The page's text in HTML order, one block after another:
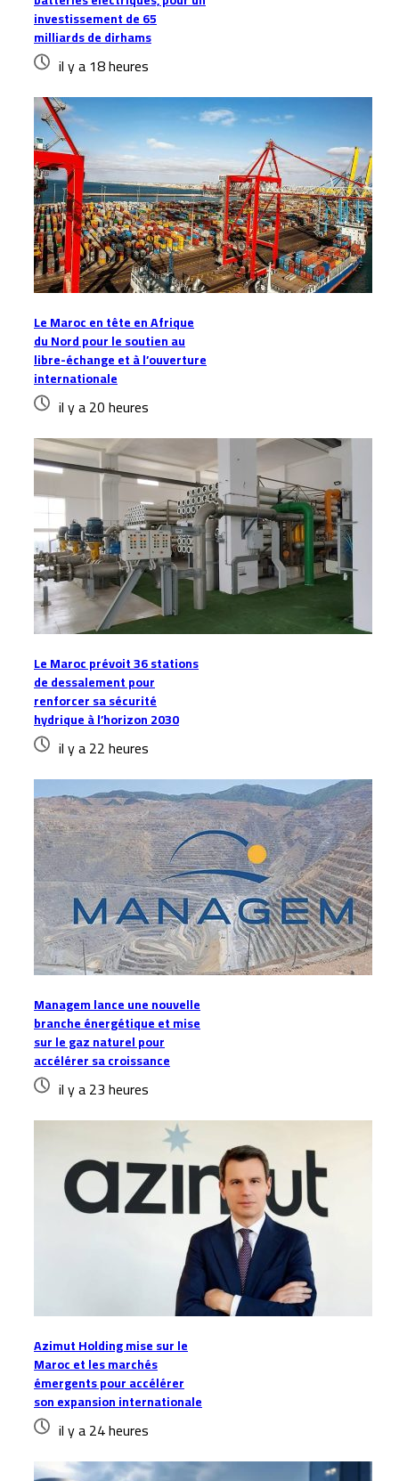
investissement de 65
milliards de dirhams
il y a 18 heures
Le Maroc en tête en Afrique
du Nord pour le soutien au
libre-échange et à l’ouverture
internationale
il y a 20 heures
Le Maroc prévoit 36 stations
de dessalement pour
renforcer sa sécurité
hydrique à l’horizon 2030
il y a 22 heures
Managem lance une nouvelle
branche énergétique et mise
sur le gaz naturel pour
accélérer sa croissance
il y a 23 heures
Azimut Holding mise sur le
Maroc et les marchés
émergents pour accélérer
son expansion internationale
il y a 24 heures